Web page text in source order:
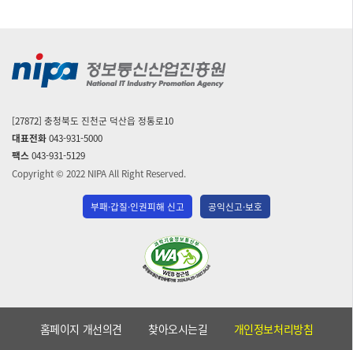
[27872] 충청북도 진천군 덕산읍 정통로10
대표전화043-931-5000
팩스043-931-5129
Copyright © 2022 NIPA All Right Reserved.
부패·갑질·인권피해 신고 공익신고·보호
(사)
한
국
인
홈페이지 개선의견 찾아오시는길
개인정보처리방침